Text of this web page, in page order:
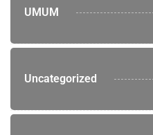
UMUM
Uncategorized